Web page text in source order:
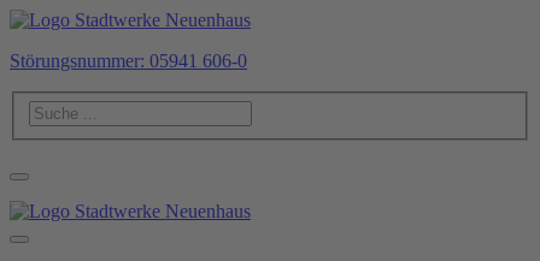
Störungsnummer: 05941 606-0